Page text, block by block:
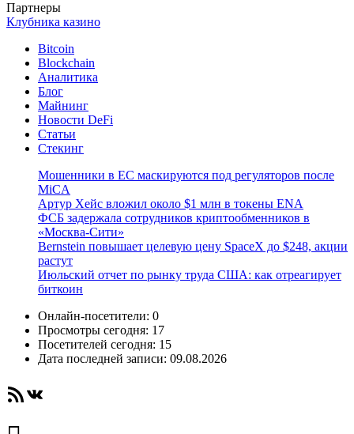
Партнеры
Клубника казино
Bitcoin
Blockchain
Аналитика
Блог
Майнинг
Новости DeFi
Статьи
Стекинг
Мошенники в ЕС маскируются под регуляторов после
MiCA
Артур Хейс вложил около $1 млн в токены ENA
ФСБ задержала сотрудников криптообменников в
«Москва-Сити»
Bernstein повышает целевую цену SpaceX до $248, акции
растут
Июльский отчет по рынку труда США: как отреагирует
биткоин
Онлайн-посетители: 0
Просмотры сегодня: 17
Посетителей сегодня: 15
Дата последней записи: 09.08.2026
RSS-лентаВКонтакте